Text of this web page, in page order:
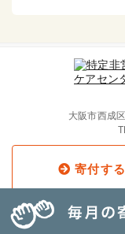
大阪市西成
寄付する
ケア